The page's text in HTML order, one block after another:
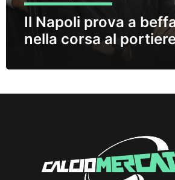
Il Napoli prova a
nella corsa al